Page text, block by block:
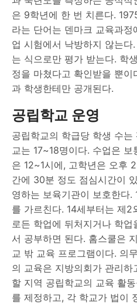
은 9학년에 한 번 치른다.
라는 단어는 덴마크 교육과
업 시험에서 낙방하지 않는
는 식으로만 평가 받는다. 학
정을 마쳤다고 확인받을 뿐
과 학생한테만 공개된다.
공립학교 운영
공립학교의 학급당 학생 수
교는 17~18명이다. 수업은
은 12~1시에, 고학년은 오후
간에 30분 정도 점심시간이
영하는 보육기관이 보호한다.
를 가르친다. 14세부터는 제2
로든 학업에 뒤처지거나 학
서 공부하면 된다. 홈스쿨은
교 밖 교육 프로그램이다. 의
의 교육은 지방의회가 관리
할 지역 공립학교의 교육 활
를 제정하고, 각 학교가 법이